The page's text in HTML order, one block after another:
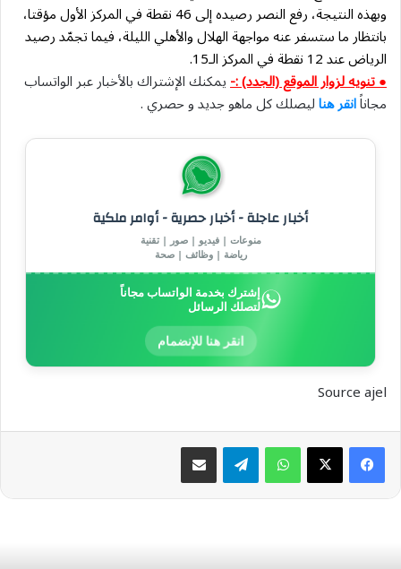
وبهذه النتيجة، رفع النصر رصيده إلى 46 نقطة في المركز الأول مؤقتا،
بانتظار ما ستسفر عنه مواجهة الهلال والأهلي الليلة، فيما تجمّد رصيد
الرياض عند 12 نقطة في المركز الـ15.
● تنويه لزوار الموقع (الجدد) :-يمكنك الإشتراك بالأخبار عبر الواتساب
مجاناًانقر هناليصلك كل ماهو جديد و حصري .
أخبار عاجلة - أخبار حصرية - أوامر ملكية
منوعات | فيديو | صور | تقنية
رياضة | وظائف | صحة
إشترك بخدمة الواتساب مجاناً
لتصلك الرسائل
انقر هنا للإنضمام
Source ajel
واتسابتيلقرام مشاركة عبر البريد